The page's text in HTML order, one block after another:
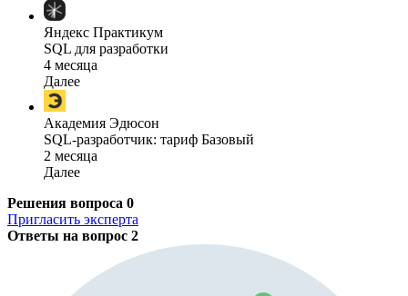
Яндекс Практикум
SQL для разработки
4 месяца
Далее
Академия Эдюсон
SQL-разработчик: тариф Базовый
2 месяца
Далее
Решения вопроса 0
Пригласить эксперта
Ответы на вопрос 2